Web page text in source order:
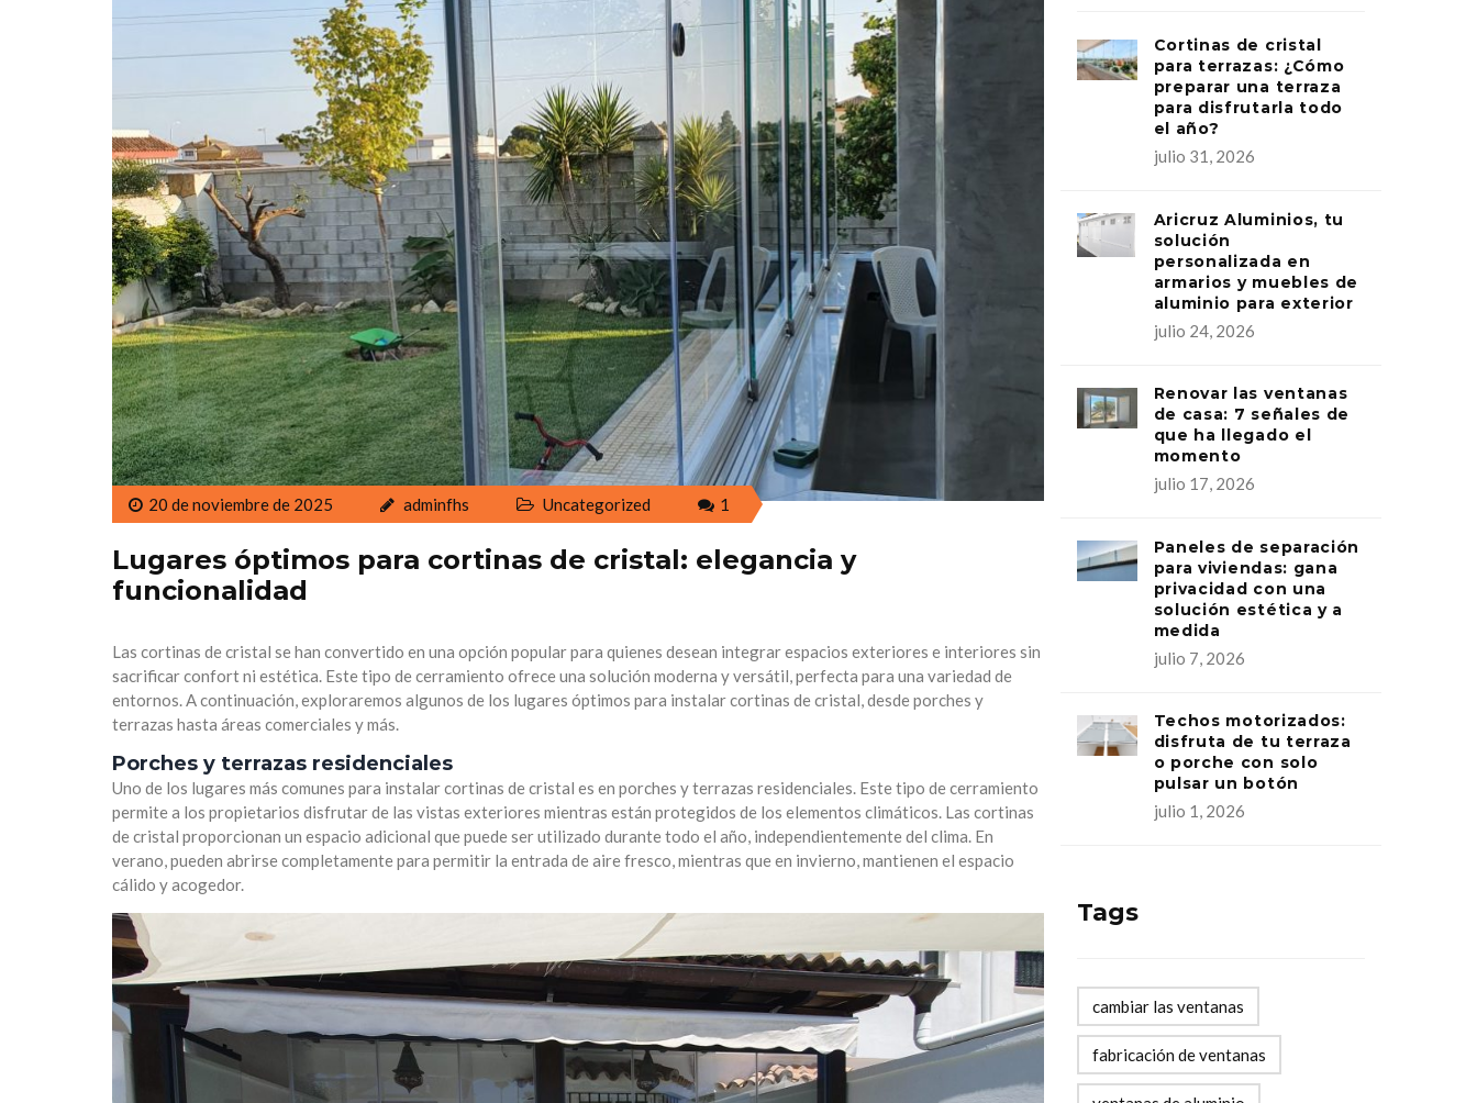
20 de noviembre de 2025 adminfhs Uncategorized 1
Lugares óptimos para cortinas de cristal: elegancia y
funcionalidad
Las cortinas de cristal se han convertido en una opción popular para quienes desean integrar espacios exteriores e interiores sin
sacrificar confort ni estética. Este tipo de cerramiento ofrece una solución moderna y versátil, perfecta para una variedad de
entornos. A continuación, exploraremos algunos de los lugares óptimos para instalar cortinas de cristal, desde porches y
terrazas hasta áreas comerciales y más.
Porches y terrazas residenciales
Uno de los lugares más comunes para instalar cortinas de cristal es en porches y terrazas residenciales. Este tipo de cerramiento
permite a los propietarios disfrutar de las vistas exteriores mientras están protegidos de los elementos climáticos. Las cortinas
de cristal proporcionan un espacio adicional que puede ser utilizado durante todo el año, independientemente del clima. En
verano, pueden abrirse completamente para permitir la entrada de aire fresco, mientras que en invierno, mantienen el espacio
cálido y acogedor.
Cortinas de cristal
para terrazas: ¿Cómo
preparar una terraza
para disfrutarla todo
el año?
julio 31, 2026
Aricruz Aluminios, tu
solución
personalizada en
armarios y muebles de
aluminio para exterior
julio 24, 2026
Renovar las ventanas
de casa: 7 señales de
que ha llegado el
momento
julio 17, 2026
Paneles de separación
para viviendas: gana
privacidad con una
solución estética y a
medida
julio 7, 2026
Techos motorizados:
disfruta de tu terraza
o porche con solo
pulsar un botón
julio 1, 2026
Tags
cambiar las ventanas
fabricación de ventanas